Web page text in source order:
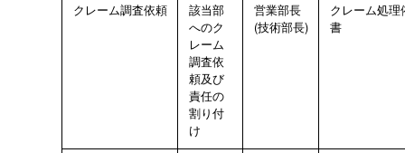
クレーム調査依頼
該当部
へのク
レーム
調査依
頼及び
責任の
割り付
け
営業部長
(技術部長)
クレーム処理
書